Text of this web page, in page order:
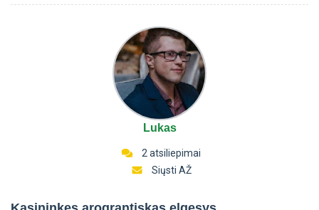
Lukas
2 atsiliepimai
Siųsti AŽ